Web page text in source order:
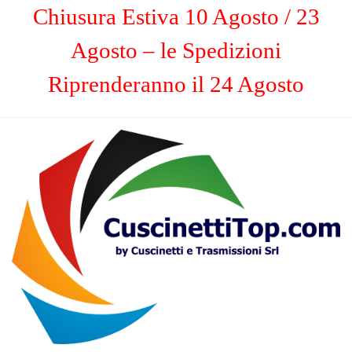
Chiusura Estiva 10 Agosto / 23
Agosto – le Spedizioni
Riprenderanno il 24 Agosto